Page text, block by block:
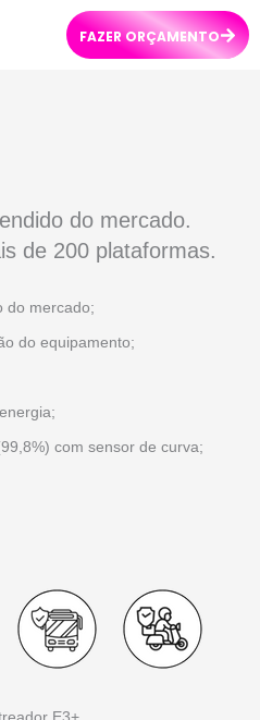
FAZER ORÇAMENTO
do mercado.
de 200 plataformas.
do mercado;
do equipamento;
com sensor de curva;